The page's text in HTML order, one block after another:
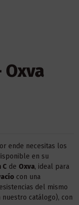
ende necesitas los
en su
C de Oxva, ideal para
con una
del mismo
catálogo), con